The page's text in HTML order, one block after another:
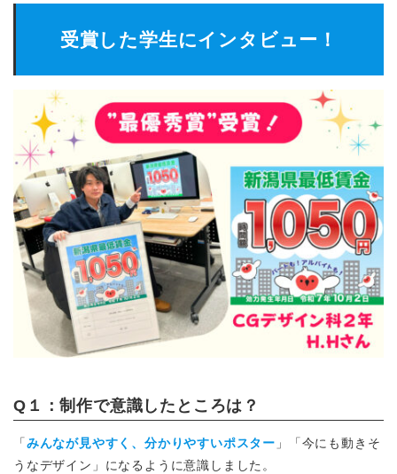
受賞した学生にインタビュー！
Q１：制作で意識したところは？
「みんなが見やすく、分かりやすいポスター 」「今にも動きそ
うなデザイン」になるように意識しました。